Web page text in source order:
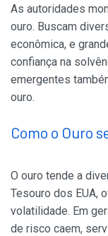
As autoridades
ouro. Buscam
econômica, e
confiança na
emergentes
ouro.
Como o Ouro
O ouro tende a
Tesouro dos EUA,
volatilidade. Em
de risco caem,